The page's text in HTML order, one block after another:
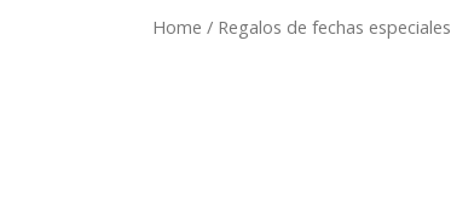
Home / Regalos de fechas especiales